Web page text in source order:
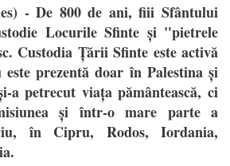
- De 800 de ani, fiii Sfântului
Locurile Sfinte și "pietrele
Custodia Țării Sfinte este activă
prezentă doar în Palestina și
a petrecut viața pământească, ci
și într-o mare parte a
în Cipru, Rodos, Iordania,